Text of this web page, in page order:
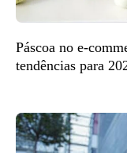
Páscoa no e-
tendências para